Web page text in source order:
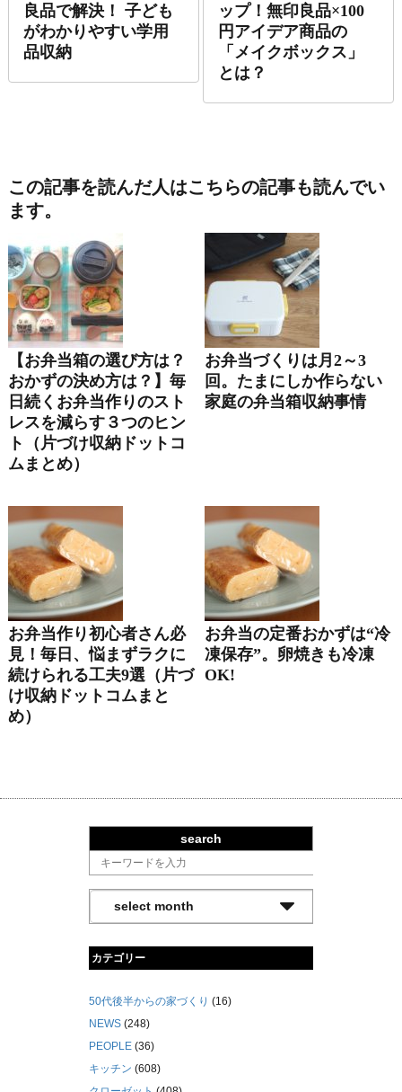
良品で解決！ 子ども
がわかりやすい学用
品収納
ップ！無印良品×100
円アイデア商品の
「メイクボックス」
とは？
この記事を読んだ人はこちらの記事も読んでい
ます。
【お弁当箱の選び方は？
おかずの決め方は？】毎
日続くお弁当作りのスト
レスを減らす３つのヒン
ト（片づけ収納ドットコ
ムまとめ）
お弁当づくりは月2～3
回。たまにしか作らない
家庭の弁当箱収納事情
お弁当作り初心者さん必
見！毎日、悩まずラクに
続けられる工夫9選（片づ
け収納ドットコムまと
め）
お弁当の定番おかずは“冷
凍保存”。卵焼きも冷凍
OK!
search
カテゴリー
50代後半からの家づくり (16)
NEWS (248)
PEOPLE (36)
キッチン (608)